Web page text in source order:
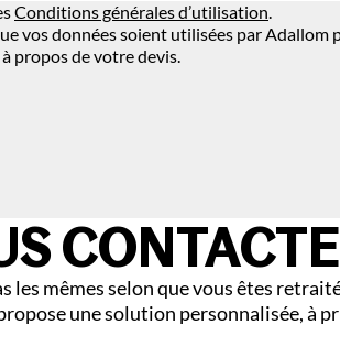
Conditions générales d’utilisation.
vos données soient utilisées par Adallom
propos de votre devis.
les mêmes selon que vous êtes
une solution personnalisée, à